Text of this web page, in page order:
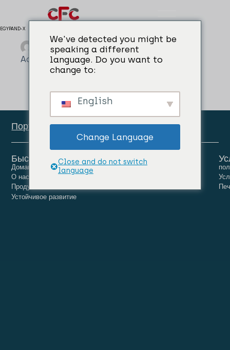
EGYPAND-X
admin
04/04/2024
Admixtures for Mortar & Concrete
Портал сотрудников
Быстрые ссылки
Домашняя страница
О нас
Продукты
Устойчивое развитие
Люди
Новости
Карьера
We've detected you might be
speaking a different
language. Do you want to
change to:
English
Change Language
Close and do not switch
language